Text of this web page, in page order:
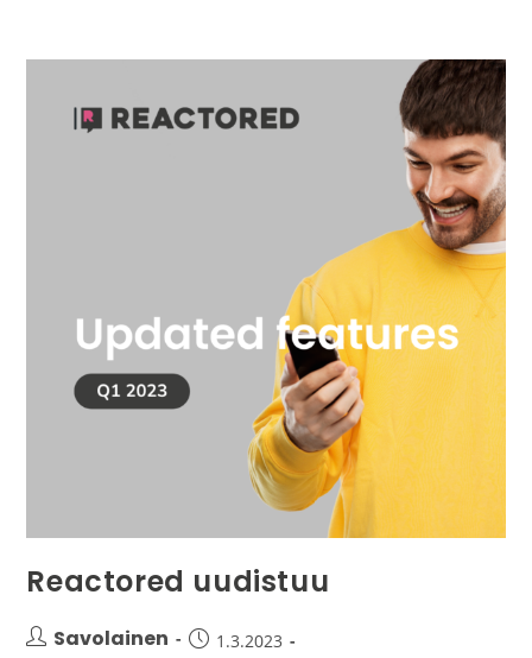
Reactored uudistuu
Savolainen 1.3.2023